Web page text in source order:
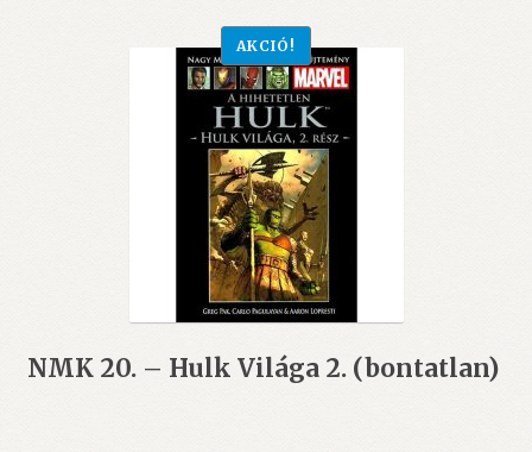
NMK 20. – Hulk Világa 2. (bontatlan)
AKCIÓ!